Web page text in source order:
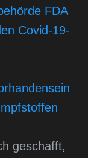
FDA
Covid-19-
geschafft,